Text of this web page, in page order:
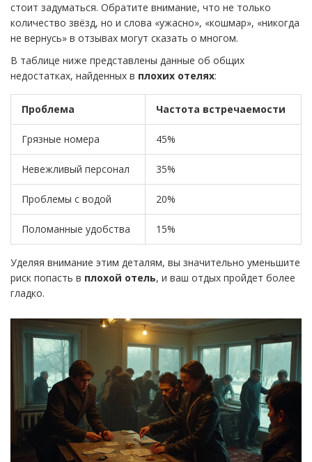
стоит задуматься. Обратите внимание, что не только
количество звёзд, но и слова «ужасно», «кошмар», «никогда
не вернусь» в отзывах могут сказать о многом.
В таблице ниже представлены данные об общих
недостатках, найденных в плохих отелях:
Проблема Частота встречаемости
Грязные номера 45%
Невежливый персонал 35%
Проблемы с водой 20%
Поломанные удобства 15%
Уделяя внимание этим деталям, вы значительно уменьшите
риск попасть в плохой отель, и ваш отдых пройдет более
гладко.